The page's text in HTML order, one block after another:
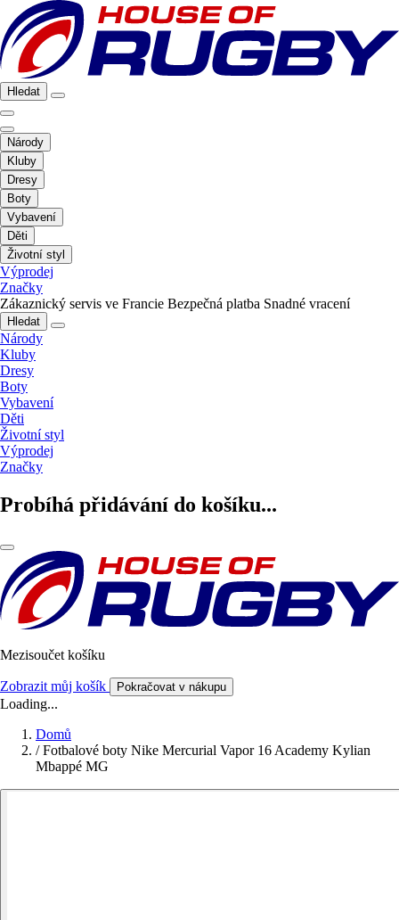
Hledat
Národy
Kluby
Dresy
Boty
Vybavení
Děti
Životní styl
Výprodej
Značky
Zákaznický servis ve Francie Bezpečná platba Snadné vracení
Hledat
Národy
Kluby
Dresy
Boty
Vybavení
Děti
Životní styl
Výprodej
Značky
Probíhá přidávání do košíku...
Mezisoučet košíku
Zobrazit můj košík Pokračovat v nákupu
Loading...
Domů
/ Fotbalové boty Nike Mercurial Vapor 16 Academy Kylian
Mbappé MG